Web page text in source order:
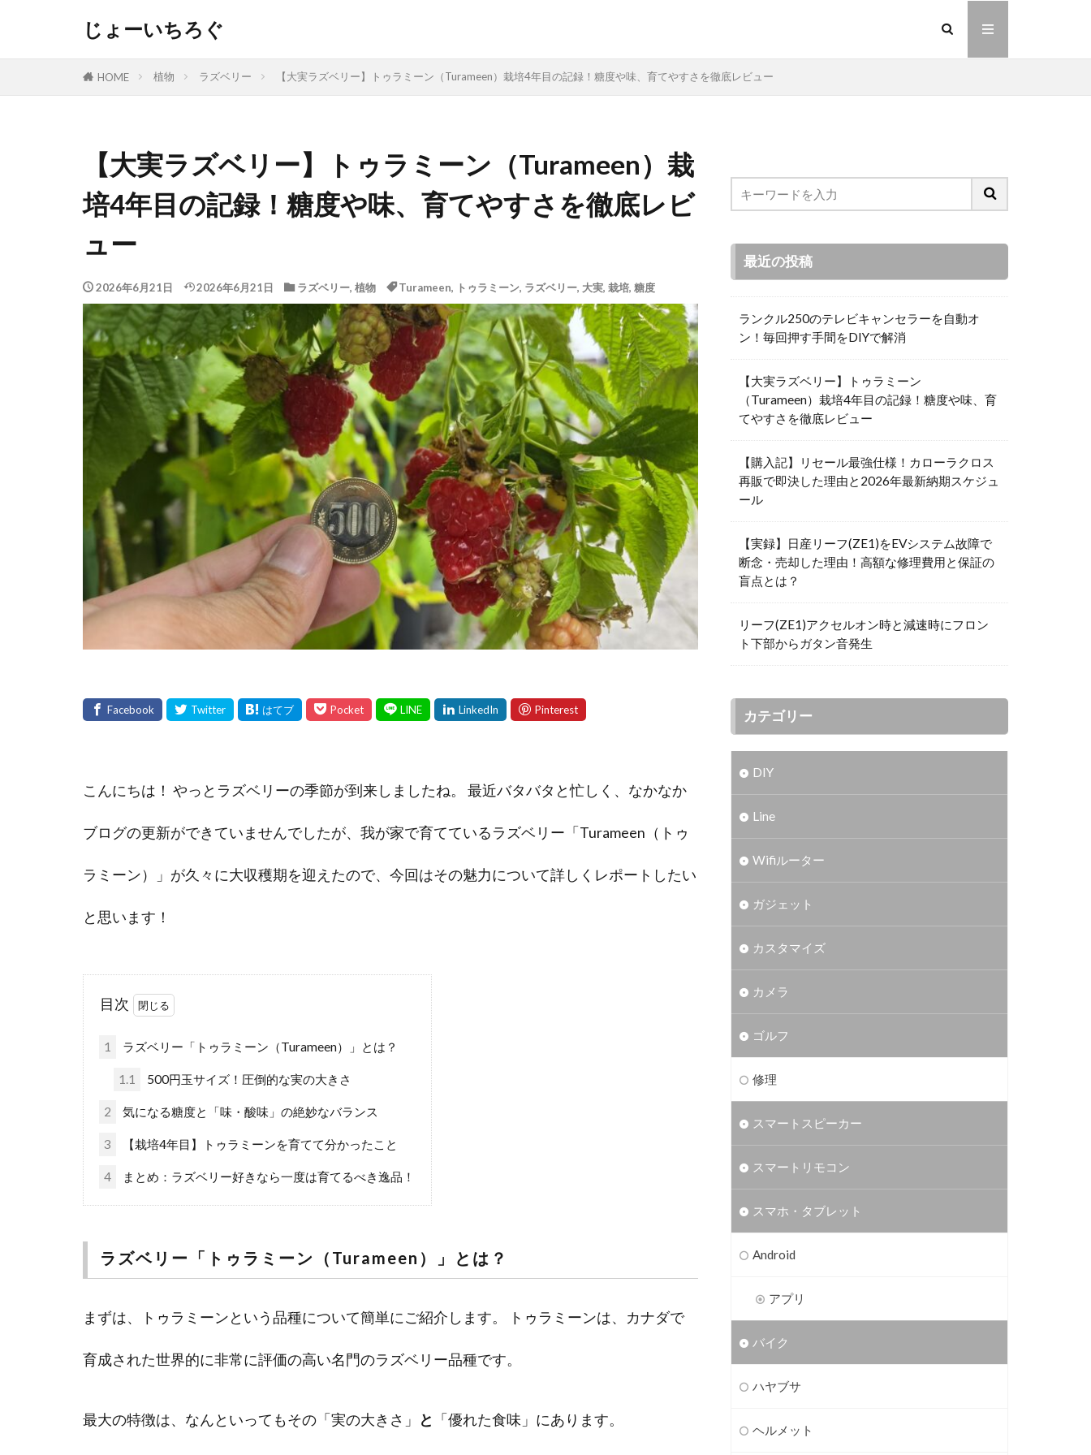
じょーいちろぐ
HOME 植物 ラズベリー 【大実ラズベリー】トゥラミーン（Turameen）栽培4年目の記録！糖度や味、育てやすさを徹底レビュー
【大実ラズベリー】トゥラミーン（Turameen）栽
培4年目の記録！糖度や味、育てやすさを徹底レビ
ュー
2026年6月21日 2026年6月21日 ラズベリー, 植物 Turameen, トゥラミーン, ラズベリー, 大実, 栽培, 糖度
こんにちは！ やっとラズベリーの季節が到来しましたね。 最近バタバタと忙しく、なかなか
ブログの更新ができていませんでしたが、我が家で育てているラズベリー「Turameen（トゥ
ラミーン）」が久々に大収穫期を迎えたので、今回はその魅力について詳しくレポートしたい
と思います！
目次
1 ラズベリー「トゥラミーン（Turameen）」とは？
1.1 500円玉サイズ！圧倒的な実の大きさ
2 気になる糖度と「味・酸味」の絶妙なバランス
3 【栽培4年目】トゥラミーンを育てて分かったこと
4 まとめ：ラズベリー好きなら一度は育てるべき逸品！
ラズベリー「トゥラミーン（Turameen）」とは？
まずは、トゥラミーンという品種について簡単にご紹介します。 トゥラミーンは、カナダで
育成された世界的に非常に評価の高い名門のラズベリー品種です。
最大の特徴は、なんといってもその「実の大きさ」 と 「優れた食味」にあります。
最近の投稿
ランクル250のテレビキャンセラーを自動オ
ン！毎回押す手間をDIYで解消
【大実ラズベリー】トゥラミーン
（Turameen）栽培4年目の記録！糖度や味、育
てやすさを徹底レビュー
【購入記】リセール最強仕様！カローラクロス
再販で即決した理由と2026年最新納期スケジュ
ール
【実録】日産リーフ(ZE1)をEVシステム故障で
断念・売却した理由！高額な修理費用と保証の
盲点とは？
リーフ(ZE1)アクセルオン時と減速時にフロン
ト下部からガタン音発生
カテゴリー
DIY
Line
Wifiルーター
ガジェット
カスタマイズ
カメラ
ゴルフ
修理
スマートスピーカー
スマートリモコン
スマホ・タブレット
Android
アプリ
バイク
ハヤブサ
ヘルメット